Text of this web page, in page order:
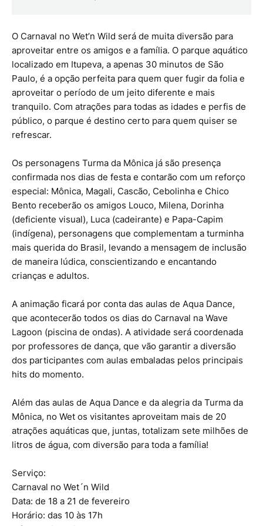
O Carnaval no Wet’n Wild será de muita diversão para
aproveitar entre os amigos e a família. O parque aquático
localizado em Itupeva, a apenas 30 minutos de São
Paulo, é a opção perfeita para quem quer fugir da folia e
aproveitar o período de um jeito diferente e mais
tranquilo. Com atrações para todas as idades e perfis de
público, o parque é destino certo para quem quiser se
refrescar.
Os personagens Turma da Mônica já são presença
confirmada nos dias de festa e contarão com um reforço
especial: Mônica, Magali, Cascão, Cebolinha e Chico
Bento receberão os amigos Louco, Milena, Dorinha
(deficiente visual), Luca (cadeirante) e Papa-Capim
(indígena), personagens que complementam a turminha
mais querida do Brasil, levando a mensagem de inclusão
de maneira lúdica, conscientizando e encantando
crianças e adultos.
A animação ficará por conta das aulas de Aqua Dance,
que acontecerão todos os dias do Carnaval na Wave
Lagoon (piscina de ondas). A atividade será coordenada
por professores de dança, que vão garantir a diversão
dos participantes com aulas embaladas pelos principais
hits do momento.
Além das aulas de Aqua Dance e da alegria da Turma da
Mônica, no Wet os visitantes aproveitam mais de 20
atrações aquáticas que, juntas, totalizam sete milhões de
litros de água, com diversão para toda a família!
Serviço:
Carnaval no Wet´n Wild
Data: de 18 a 21 de fevereiro
Horário: das 10 às 17h